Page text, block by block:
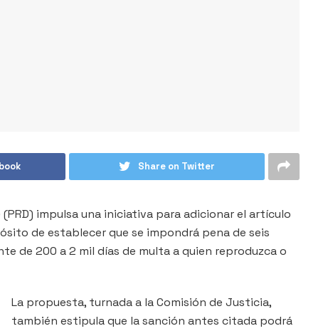
Share on Twitter
impulsa una iniciativa para adicionar el artículo
de establecer que se impondrá pena de seis
de 200 a 2 mil días de multa a quien reproduzca o
La propuesta, turnada a la Comisión de Justicia,
también estipula que la sanción antes citada podrá